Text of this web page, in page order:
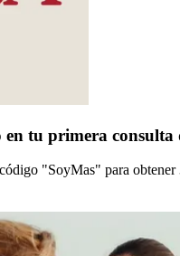
tu primera consulta
"SoyMas" para obtener